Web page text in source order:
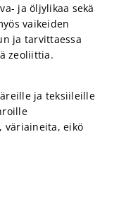
ja öljylikaa sekä
vaikeiden
ja tarvittaessa
zeoliittia.
ja teksiileille
väriaineita, eikö